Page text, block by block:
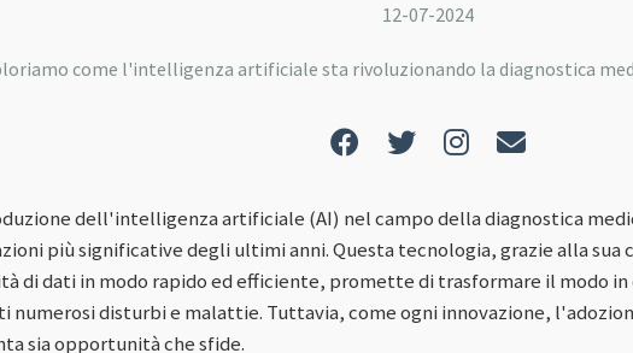
12-07-2024
come l'intelligenza artificiale sta rivoluzionando la diagnostica
dell'intelligenza artificiale (AI) nel campo della diagnostica
più significative degli ultimi anni. Questa tecnologia, grazie alla sua
di dati in modo rapido ed efficiente, promette di trasformare il modo
numerosi disturbi e malattie. Tuttavia, come ogni innovazione,
sia opportunità che sfide.